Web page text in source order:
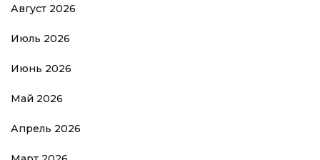
Август 2026
Июль 2026
Июнь 2026
Май 2026
Апрель 2026